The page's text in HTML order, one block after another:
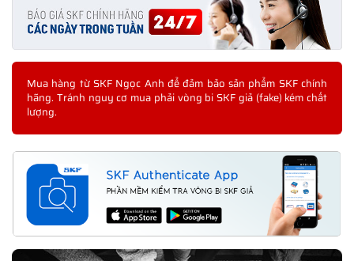
Mua hàng từ SKF Ngọc Anh để đảm bảo sản phẩm SKF chính
hãng. Tránh nguy cơ mua phải vòng bi SKF giả (fake) kém chất
lượng.